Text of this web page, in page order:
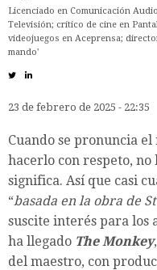
Licenciado en Comunicación
Televisión; crítico de cine en
videojuegos en Aceprensa;
mando'
23 de febrero de 2025 - 22:35
Cuando se pronuncia el
hacerlo con respeto,
significa. Así que casi
“basada en la obra de
suscite interés para los
ha llegado The Monkey
del maestro, con